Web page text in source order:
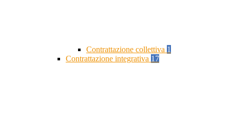
Contrattazione collettiva 1
Contrattazione integrativa 17